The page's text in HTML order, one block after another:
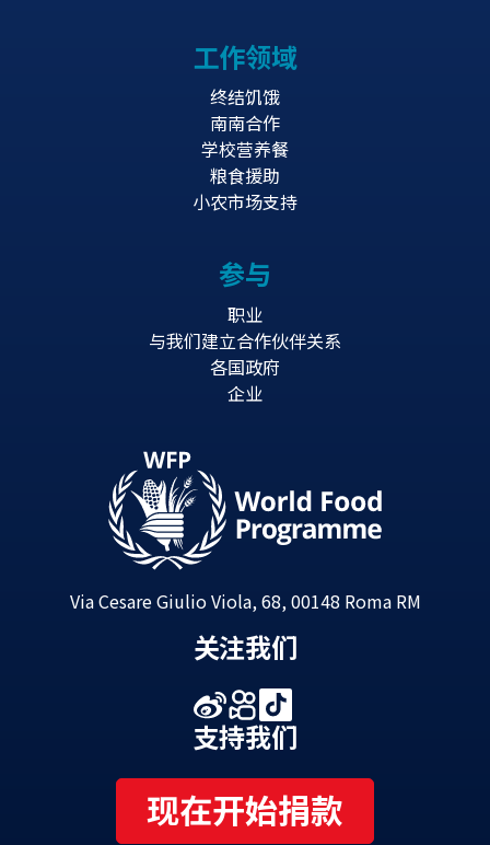
工作领域
终结饥饿
南南合作
学校营养餐
粮食援助
小农市场支持
参与
职业
与我们建立合作伙伴关系
各国政府
企业
Via Cesare Giulio Viola, 68, 00148 Roma RM
关注我们
支持我们
现在开始捐款